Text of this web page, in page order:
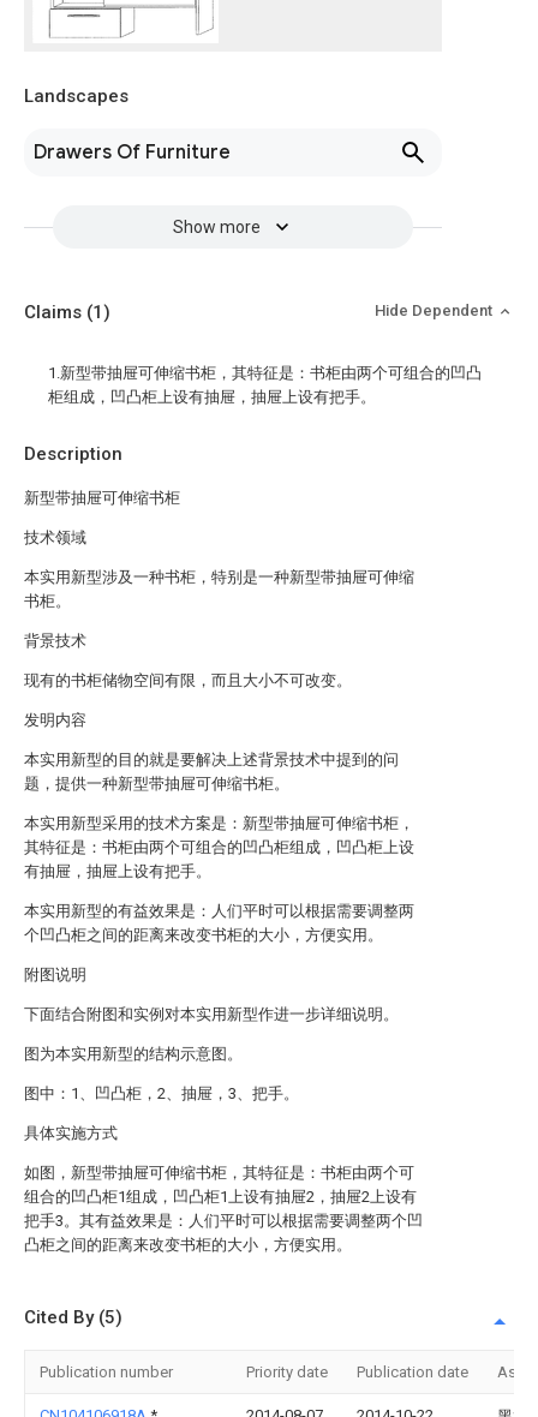
Landscapes
Drawers Of Furniture
Show more
Description
新型带抽屉可伸缩书柜
技术领域
本实用新型涉及一种书柜，特别是一种新型带抽屉可伸缩
书柜。
背景技术
现有的书柜储物空间有限，而且大小不可改变。
发明内容
本实用新型的目的就是要解决上述背景技术中提到的问
题，提供一种新型带抽屉可伸缩书柜。
本实用新型采用的技术方案是：新型带抽屉可伸缩书柜，
其特征是：书柜由两个可组合的凹凸柜组成，凹凸柜上设
有抽屉，抽屉上设有把手。
本实用新型的有益效果是：人们平时可以根据需要调整两
个凹凸柜之间的距离来改变书柜的大小，方便实用。
附图说明
下面结合附图和实例对本实用新型作进一步详细说明。
图为本实用新型的结构示意图。
图中：1、凹凸柜，2、抽屉，3、把手。
具体实施方式
如图，新型带抽屉可伸缩书柜，其特征是：书柜由两个可
组合的凹凸柜1组成，凹凸柜1上设有抽屉2，抽屉2上设有
把手3。其有益效果是：人们平时可以根据需要调整两个凹
凸柜之间的距离来改变书柜的大小，方便实用。
Claims (1) Hide Dependent
1.新型带抽屉可伸缩书柜，其特征是：书柜由两个可组合的凹凸
柜组成，凹凸柜上设有抽屉，抽屉上设有把手。
Cited By (5)
Publication number Priority date Publication date